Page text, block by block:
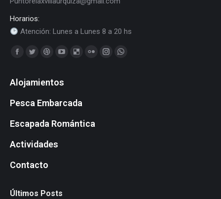
Horarios:
Atención: Lunes a Lunes 8 a 20 hs
Find us on:
Facebook
opens
new
window
Twitter
opens
new
window
Dribbble
opens
new
window
YouTube
opens
new
window
Delicious
new
window
Flickr
window
InstagramWhatsapp
Alojamientos
Pesca Embarcada
Escapada Romántica
Actividades
Contacto
Últimos Posts